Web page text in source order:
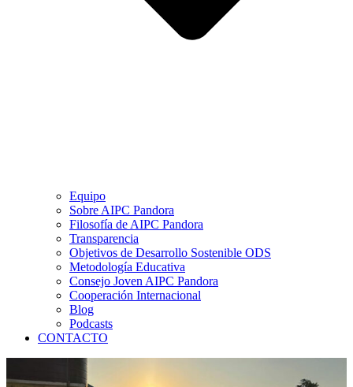
Equipo
Sobre AIPC Pandora
Filosofía de AIPC Pandora
Transparencia
Objetivos de Desarrollo Sostenible ODS
Metodología Educativa
Consejo Joven AIPC Pandora
Cooperación Internacional
Blog
Podcasts
CONTACTO